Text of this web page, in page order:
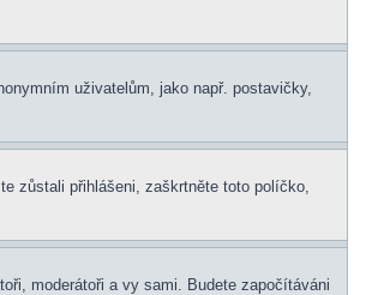
uživatelům, jako např. postavičky,
zůstali přihlášeni, zaškrtněte toto políčko,
moderátoři a vy sami. Budete započítáváni